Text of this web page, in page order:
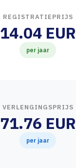
REGISTRATIEPRIJS
14.04 EUR
per jaar
VERLENGINGSPRIJS
71.76 EUR
per jaar